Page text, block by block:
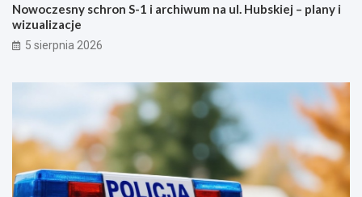
Nowoczesny schron S-1 i archiwum na ul. Hubskiej – plany i
wizualizacje
5 sierpnia 2026